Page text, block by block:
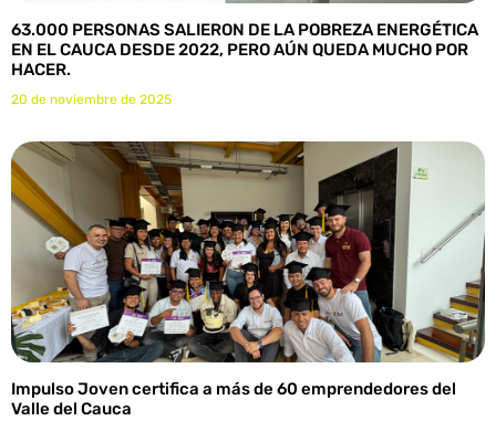
63.000 PERSONAS SALIERON DE LA POBREZA ENERGÉTICA
EN EL CAUCA DESDE 2022, PERO AÚN QUEDA MUCHO POR
HACER.
20 de noviembre de 2025
Impulso Joven certifica a más de 60 emprendedores del
Valle del Cauca